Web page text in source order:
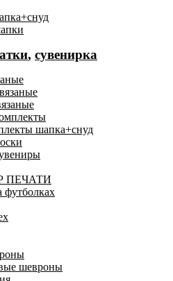
, сувенирка
шапка+снуд
ПЕЧАТИ
футболках
шевроны